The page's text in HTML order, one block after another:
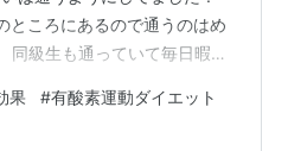
ところにあるので通うのはめ
同級生も通っていて毎日暇し
合わせていたおじいさんと
いがありました。 ちなみに
果 #有酸素運動ダイエット